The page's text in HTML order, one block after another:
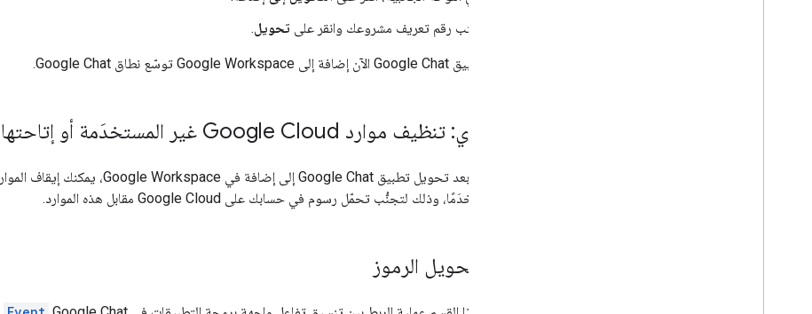
اكتب رقم تعريف مشروعك وانقر على تحويل.
أصبح تطبيق Google Chat الآن إضافة إلى Google Workspace توسّع نطاق Google Chat.
اختياري: تنظيف موارد Google Cloud غير المستخدَمة أو إتاحتها
يعُد مستخدَمًا، وذلك لتجنُّب تحمّل رسوم في حسابك على Google Cloud مقابل هذه الموارد.
دليل تحويل الرموز